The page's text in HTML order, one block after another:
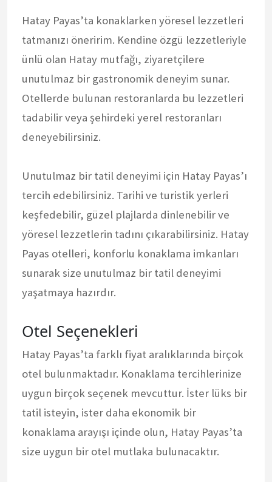
Hatay Payas’ta konaklarken yöresel lezzetleri
tatmanızı öneririm. Kendine özgü lezzetleriyle
ünlü olan Hatay mutfağı, ziyaretçilere
unutulmaz bir gastronomik deneyim sunar.
Otellerde bulunan restoranlarda bu lezzetleri
tadabilir veya şehirdeki yerel restoranları
deneyebilirsiniz.
Unutulmaz bir tatil deneyimi için Hatay Payas’ı
tercih edebilirsiniz. Tarihi ve turistik yerleri
keşfedebilir, güzel plajlarda dinlenebilir ve
yöresel lezzetlerin tadını çıkarabilirsiniz. Hatay
Payas otelleri, konforlu konaklama imkanları
sunarak size unutulmaz bir tatil deneyimi
yaşatmaya hazırdır.
Otel Seçenekleri
Hatay Payas’ta farklı fiyat aralıklarında birçok
otel bulunmaktadır. Konaklama tercihlerinize
uygun birçok seçenek mevcuttur. İster lüks bir
tatil isteyin, ister daha ekonomik bir
konaklama arayışı içinde olun, Hatay Payas’ta
size uygun bir otel mutlaka bulunacaktır.